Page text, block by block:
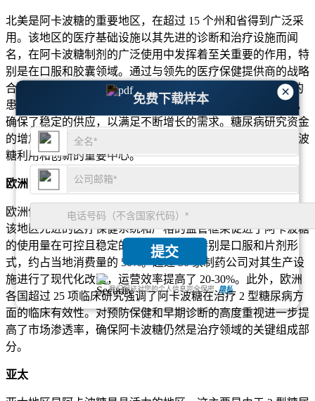
×
免费下载样本
提交
我们保证对您的个人信息完全保密.隐私
北美是阿卡波糖的重要地区，在超过 15 个州和省得到广泛采
用。该地区的医疗基础设施以其先进的诊断和治疗设施而闻
名，在阿卡波糖制剂的广泛使用中发挥着至关重要的作用，特
别是在口服和胶囊领域。通过与领先的医疗保健提供商的战略
合作，推出了 10 多种创新的阿卡波糖产品，旨在满足不同的
患者需求。此外，制造工艺的改进使生产效率提高了近25%，
确保了稳定的供应，以满足不断增长的需求。糖尿病研究资金
的增加和综合保险覆盖进一步提振了市场，使北美成为阿卡波
糖利用和创新的重要中心。
欧洲
欧洲仍然是阿卡波糖的强劲市场，在 20 多个国家广泛使用。
该地区先进的医疗保健系统和严格的监管框架促进了阿卡波糖
的使用量在可控且稳定的情况下增长，特别是口服和片剂形
式，约占当地消费量的 50%。超过 30 家制药公司对其生产设
施进行了现代化改造，运营效率提高了 20-30%。此外，欧洲
各国超过 25 项临床研究强调了阿卡波糖在治疗 2 型糖尿病方
面的临床有效性。对预防保健和早期诊断的高度重视进一步提
高了市场渗透率，确保阿卡波糖仍然是治疗领域的关键组成部
分。
亚太